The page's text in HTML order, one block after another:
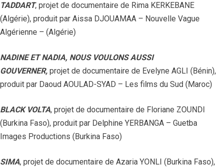
TADDART, projet de documentaire de Rima KERKEBANE
(Algérie), produit par Aissa DJOUAMAA – Nouvelle Vague
Algérienne – (Algérie)
NADINE ET NADIA, NOUS VOULONS AUSSI
GOUVERNER, projet de documentaire de Evelyne AGLI (Bénin),
produit par Daoud AOULAD-SYAD – Les films du Sud (Maroc)
BLACK VOLTA, projet de documentaire de Floriane ZOUNDI
(Burkina Faso), produit par Delphine YERBANGA – Guetba
Images Productions (Burkina Faso)
SIMA, projet de documentaire de Azaria YONLI (Burkina Faso),